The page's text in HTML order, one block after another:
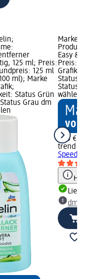
125 ml; Preis:
125 ml
ml); Marke
Status Grün
Grau dm
Marke:
Easy &
Preis:
Grafik;
Status
Status
wählen
1,75 €
trend !t
Speedy
dm